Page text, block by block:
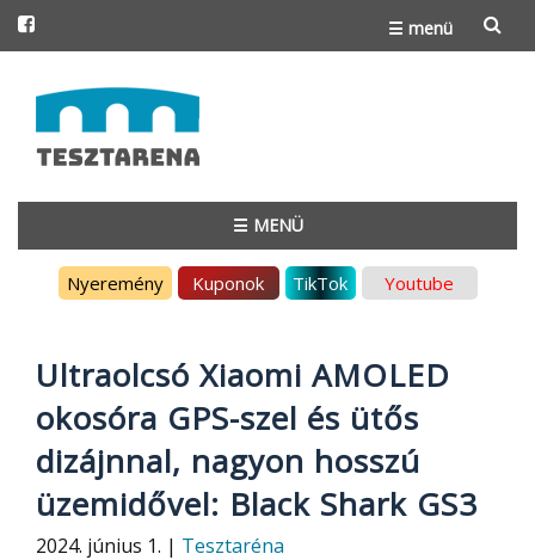
☰ menü
to
content
☰ MENÜ
Nyeremény Kuponok TikTok Youtube
Ultraolcsó Xiaomi AMOLED
okosóra GPS-szel és ütős
dizájnnal, nagyon hosszú
üzemidővel: Black Shark GS3
2024. június 1. | Tesztaréna